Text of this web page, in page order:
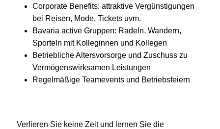
Corporate Benefits: attraktive Vergünstigungen
bei Reisen, Mode, Tickets uvm.
Bavaria active Gruppen: Radeln, Wandern,
Sporteln mit Kolleginnen und Kollegen
Betriebliche Altersvorsorge und Zuschuss zu
Vermögenswirksamen Leistungen
Regelmäßige Teamevents und Betriebsfeiern
Verlieren Sie keine Zeit und lernen Sie die